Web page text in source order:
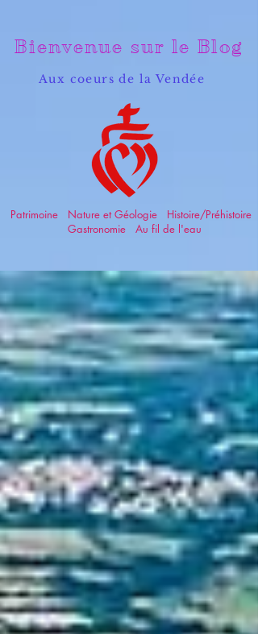
Bienvenue sur le Blog
Aux coeurs de la Vendée
Patrimoine Nature et Géologie Histoire/Préhistoire
Gastronomie Au fil de l'eau